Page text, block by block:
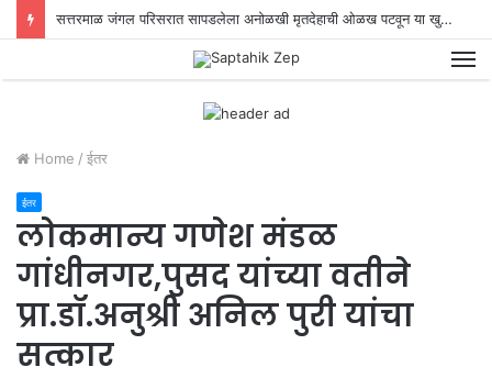
सत्तरमाळ जंगल परिसरात सापडलेला अनोळखी मृतदेहाची ओळख पटवून या खुनाचा छडा लावण्यात स्थानिक गुन्हे शाखेच्या पोलिसांना यश!
Home / ईतर
ईतर
लोकमान्य गणेश मंडळ
गांधीनगर,पुसद यांच्या वतीने
प्रा.डॉ.अनुश्री अनिल पुरी यांचा
सत्कार